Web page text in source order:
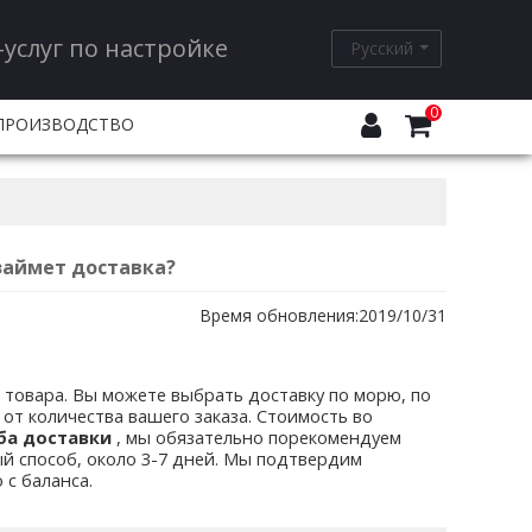
по настройке Русский
0
доставка?
Время обновления:2019/10/31
Вы можете выбрать доставку по морю, по
количества вашего заказа. Стоимость во
доставки , мы обязательно порекомендуем
способ, около 3-7 дней. Мы подтвердим
баланса.